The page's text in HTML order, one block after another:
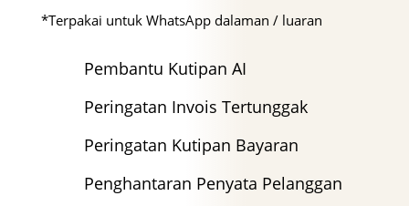
*Terpakai untuk WhatsApp dalaman / luaran
Pembantu Kutipan AI
Peringatan Invois Tertunggak
Peringatan Kutipan Bayaran
Penghantaran Penyata Pelanggan